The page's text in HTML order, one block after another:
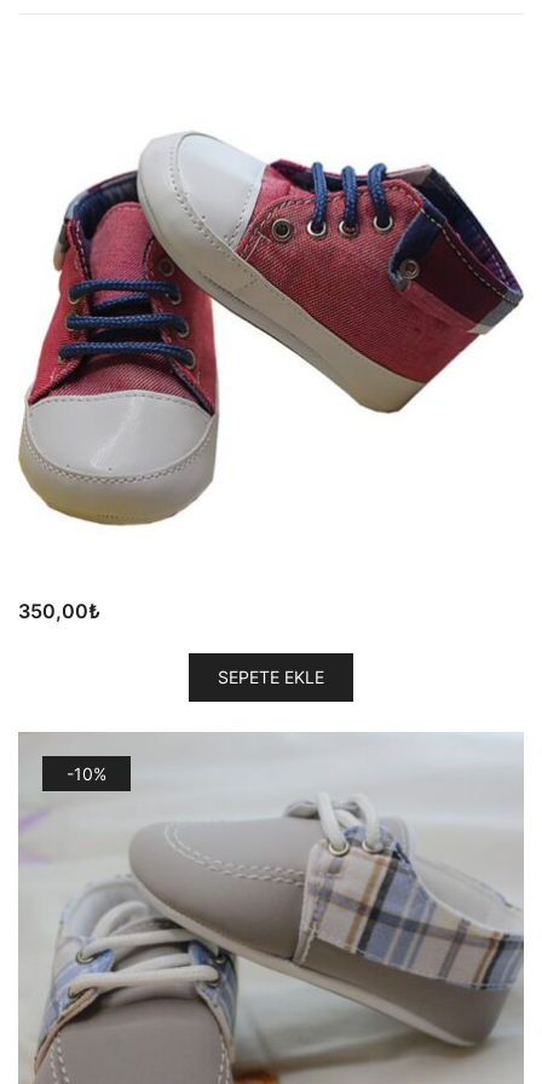
350,00₺
SEPETE EKLE
-10%